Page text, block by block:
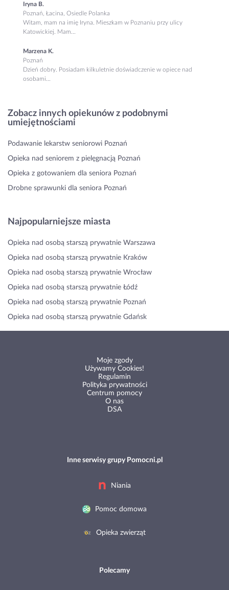
Iryna B.
Poznań, Łacina, Osiedle Polanka
Witam, mam na imię Iryna. Mieszkam w Poznaniu przy ulicy
Katowickiej. Mam...
Marzena K.
Poznań
Dzień dobry. Posiadam kilkuletnie doświadczenie w opiece nad
osobami...
Zobacz innych opiekunów z podobnymi
umiejętnościami
Podawanie lekarstw seniorowi Poznań
Opieka nad seniorem z pielęgnacją Poznań
Opieka z gotowaniem dla seniora Poznań
Drobne sprawunki dla seniora Poznań
Najpopularniejsze miasta
Opieka nad osobą starszą prywatnie Warszawa
Opieka nad osobą starszą prywatnie Kraków
Opieka nad osobą starszą prywatnie Wrocław
Opieka nad osobą starszą prywatnie Łódź
Opieka nad osobą starszą prywatnie Poznań
Opieka nad osobą starszą prywatnie Gdańsk
Moje zgody
Używamy Cookies!
Regulamin
Polityka prywatności
Centrum pomocy
O nas
DSA
Inne serwisy grupy Pomocni.pl
Niania
Pomoc domowa
Opieka zwierząt
Polecamy